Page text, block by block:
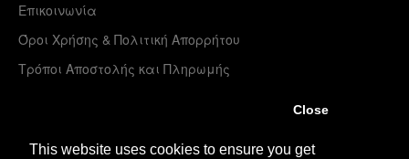
This website uses cookies to ensure you get
Close
Επικοινωνία
Όροι Χρήσης & Πολιτική Απορρήτου
Τρόποι Αποστολής και Πληρωμής